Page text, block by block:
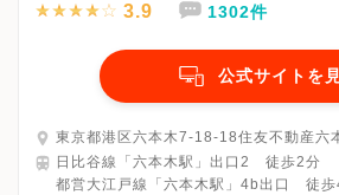
3.9 1302件
公式サイトを
東京都港区六本木7-18-18住友不動産六
日比谷線「六本木駅」出口2 徒歩2分
都営大江戸線「六本木駅」4b出口 徒歩